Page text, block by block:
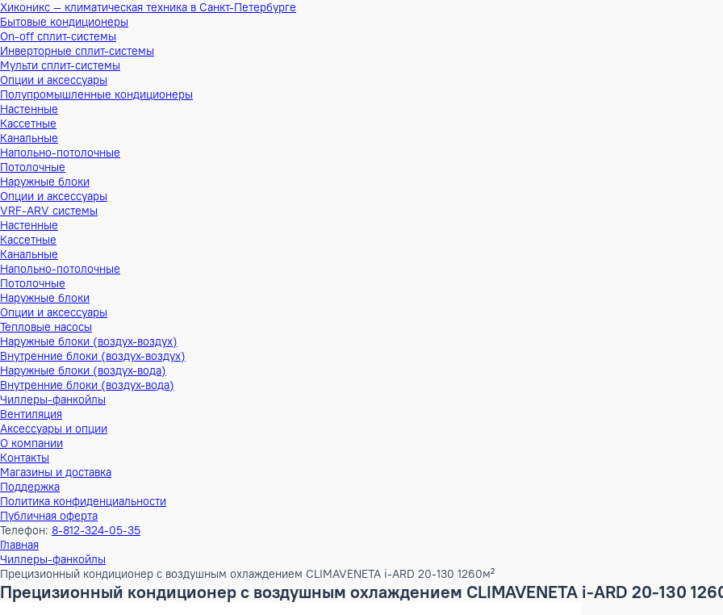
Хиконикс — климатическая техника в Санкт-Петербурге
Бытовые кондиционеры
On-off сплит-системы
Инверторные сплит-системы
Мульти сплит-системы
Опции и аксессуары
Полупромышленные кондиционеры
Настенные
Кассетные
Канальные
Напольно-потолочные
Потолочные
Наружные блоки
Опции и аксессуары
VRF-ARV системы
Настенные
Кассетные
Канальные
Напольно-потолочные
Потолочные
Наружные блоки
Опции и аксессуары
Тепловые насосы
Наружные блоки (воздух-воздух)
Внутренние блоки (воздух-воздух)
Наружные блоки (воздух-вода)
Внутренние блоки (воздух-вода)
Чиллеры-фанкойлы
Вентиляция
Аксессуары и опции
О компании
Контакты
Магазины и доставка
Поддержка
Политика конфиденциальности
Публичная оферта
Телефон:8-812-324-05-35
Главная